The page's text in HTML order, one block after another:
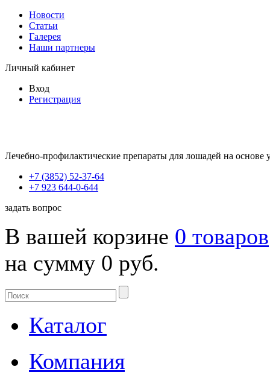
Новости
Статьи
Галерея
Наши партнеры
Личный кабинет
Вход
Регистрация
Лечебно-профилактические препараты для лошадей на
+7 (3852) 52-37-64
+7 923 644-0-644
задать вопрос
В вашей корзине 0 товаров
на сумму 0 руб.
Каталог
Компания